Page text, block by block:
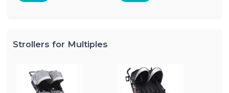
Strollers for Multiples